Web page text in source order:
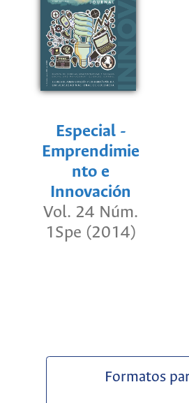
Especial -
Emprendimie
nto e
Innovación
Vol. 24 Núm.
1Spe (2014)
Formatos